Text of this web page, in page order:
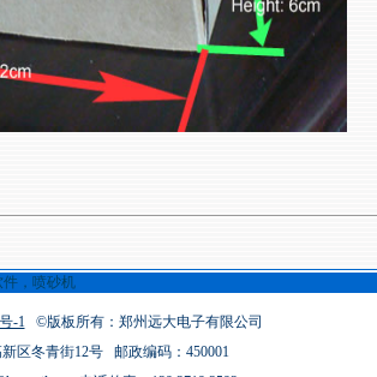
-1©版板所有：郑州远大电子有限公司
区冬青街12号 邮政编码：450001